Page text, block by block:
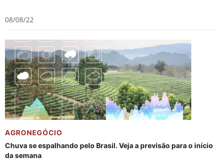
08/08/22
AGRONEGÓCIO
Chuva se espalhando pelo Brasil. Veja a previsão para o início
da semana